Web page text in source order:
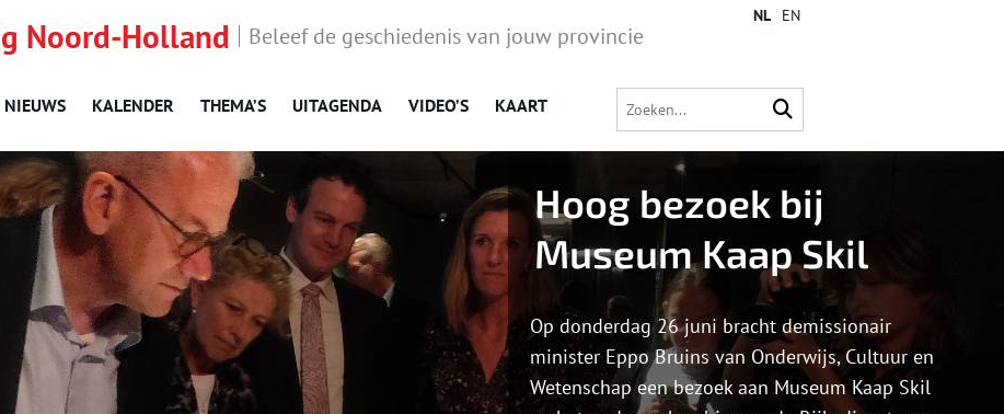
Noord-Holland Beleef de geschiedenis van jouw provincie
NIEUWS KALENDER THEMA’S UITAGENDA VIDEO’S KAART
NL EN
Hoog bezoek bij
Museum Kaap Skil
Op donderdag 26 juni bracht demissionair
minister Eppo Bruins van Onderwijs, Cultuur en
Wetenschap een bezoek aan Museum Kaap Skil